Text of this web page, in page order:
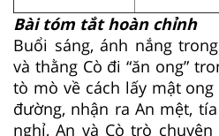
Bài tóm tắt hoàn chỉnh
Buổi sáng, ánh nắng
và thằng Cò đi “ăn ong”
tò mò về cách lấy mật
đường, nhận ra An mệt,
nghỉ, An và Cò trò